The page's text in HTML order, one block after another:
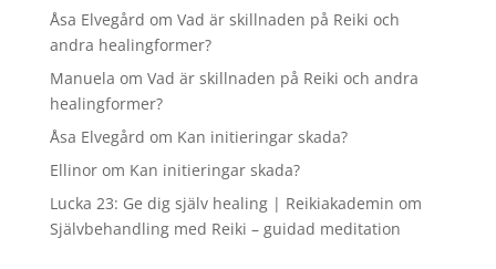
Åsa Elvegård om Vad är skillnaden på Reiki och
andra healingformer?
Manuela om Vad är skillnaden på Reiki och andra
healingformer?
Åsa Elvegård om Kan initieringar skada?
Ellinorom Kan initieringar skada?
Lucka 23: Ge dig själv healing | Reikiakademin om
Självbehandling med Reiki – guidad meditation